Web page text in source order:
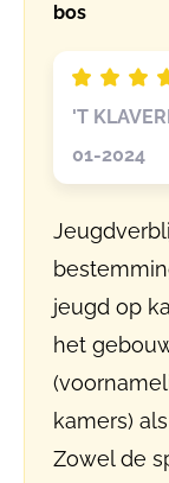
bos
'T
01-2024
jeugd op
het
kamers)
Zowel de